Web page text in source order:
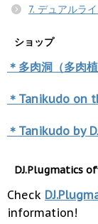
7. デュアルラ
ショップ
＊多肉洞（多肉
＊Tanikudo on
＊Tanikudo by
DJ.Plugmatics
Check
information!